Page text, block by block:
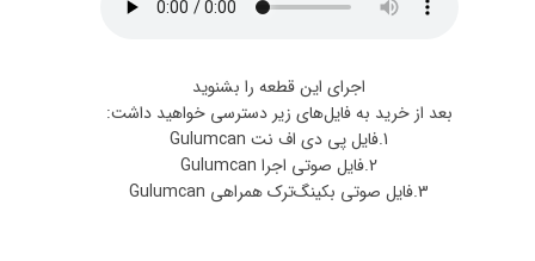
اجرای این قطعه را بشنوید
بعد از خرید به فایل‌های زیر دسترسی خواهید داشت:
1.فایل پی دی اف نت Gulumcan
2.فایل صوتی اجرا Gulumcan
3.فایل صوتی بکینگ‌ترک همراهی Gulumcan